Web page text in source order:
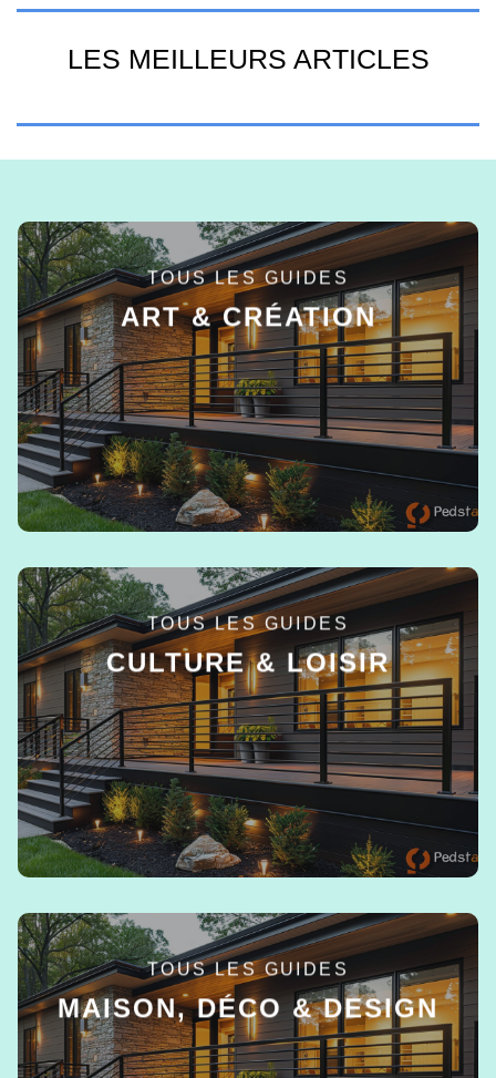
LES MEILLEURS ARTICLES
TOUS LES GUIDES
ART & CRÉATION
EN SAVOIR +
TOUS LES GUIDES
CULTURE & LOISIR
EN SAVOIR +
TOUS LES GUIDES
MAISON, DÉCO & DESIGN
EN SAVOIR +